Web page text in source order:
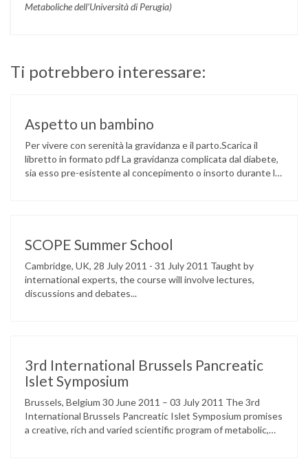
Metaboliche dell’Università di Perugia)
Ti potrebbero interessare:
Aspetto un bambino
Per vivere con serenità la gravidanza e il parto.Scarica il
libretto in formato pdf La gravidanza complicata dal diabete,
sia esso pre-esistente al concepimento o insorto durante la
SCOPE Summer School
Cambridge, UK, 28 July 2011 - 31 July 2011 Taught by
international experts, the course will involve lectures,
discussions and debates...
3rd International Brussels Pancreatic
Islet Symposium
Brussels, Belgium 30 June 2011 – 03 July 2011 The 3rd
International Brussels Pancreatic Islet Symposium promises
a creative, rich and varied scientific program of metabolic,